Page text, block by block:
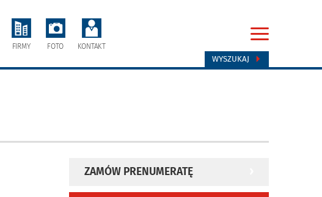
FIRMY FOTO KONTAKT
WYSZUKAJ
ZAMÓW PRENUMERATĘ